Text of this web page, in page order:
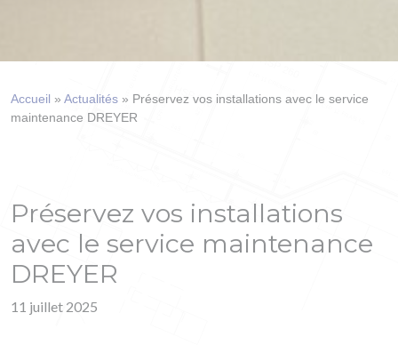
Accueil » Actualités » Préservez vos installations avec le service
maintenance DREYER
Préservez vos installations
avec le service maintenance
DREYER
11 juillet 2025